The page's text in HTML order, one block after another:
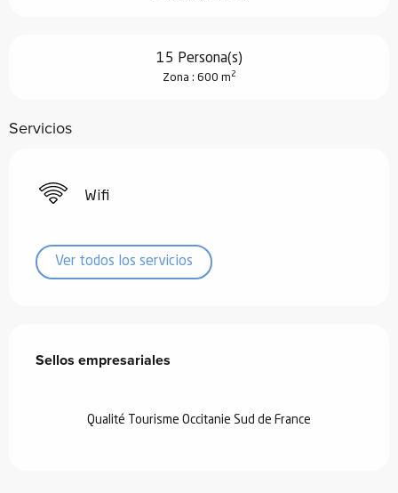
15 Persona(s)
Zona : 600 m 2
Servicios
Wifi
Ver todos los servicios
Sellos empresariales
Sellos empresariales
Qualité Tourisme Occitanie Sud de France